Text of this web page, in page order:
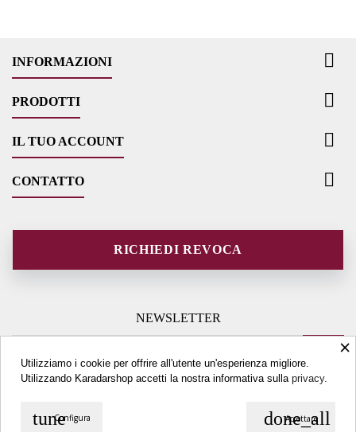
INFORMAZIONI 
PRODOTTI 
IL TUO ACCOUNT 
CONTATTO 
RICHIEDI REVOCA
NEWSLETTER
×
Utilizziamo i cookie per offrire all'utente un'esperienza migliore.
Utilizzando Karadarshop accetti la nostra informativa sullaprivacy.
done_all
Accettare
tuneConfigura